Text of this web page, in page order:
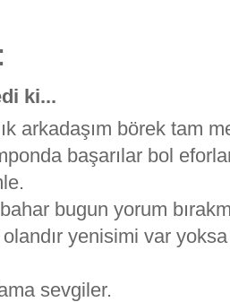
ki...
arkadaşım börek tam
başarılar bol
bugun yorum
yenisimi var
sevgiler.